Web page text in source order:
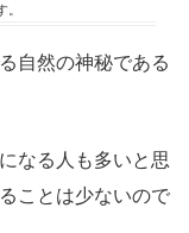
。
自然の神秘である
なる人も多いと思
ことは少ないので